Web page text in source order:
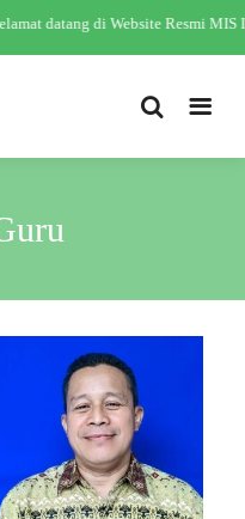
datang di Website Resmi MIS